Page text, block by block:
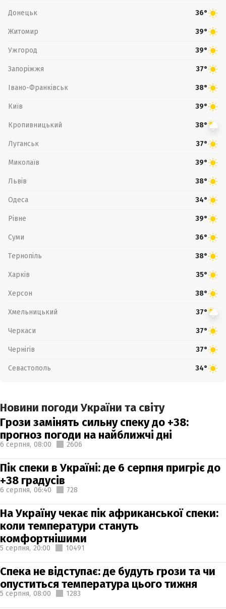
Донецьк 36°
Житомир 39°
Ужгород 39°
Запоріжжя 37°
Івано-Франківськ 38°
Київ 39°
Кропивницький 38°
Луганськ 37°
Миколаїв 39°
Львів 38°
Одеса 34°
Рівне 39°
Суми 36°
Тернопіль 38°
Харків 35°
Херсон 38°
Хмельницький 37°
Черкаси 37°
Чернігів 37°
Севастополь 34°
Новини погоди України та світу
Грози замінять сильну спеку до +38:
прогноз погоди на найближчі дні
6 серпня, 08:00 2606
Пік спеки в Україні: де 6 серпня пригріє до
+38 градусів
6 серпня, 06:40 728
На Україну чекає пік африканської спеки:
коли температури стануть
комфортнішими
5 серпня, 20:00 10491
Спека не відступає: де будуть грози та чи
опуститься температура цього тижня
5 серпня, 08:00 1283